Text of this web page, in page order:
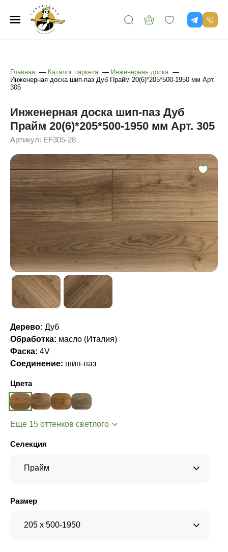
Главная — Каталог паркета — Инженерная доска —
Инженерная доска шип-паз Дуб Прайм 20(6)*205*500-1950 мм Арт.
305
Инженерная доска шип-паз Дуб
Прайм 20(6)*205*500-1950 мм Арт. 305
Артикул: EF305-28
Дерево: Дуб
Обработка: масло (Италия)
Фаска: 4V
Соединение: шип-паз
Цвета
Еще 15 оттенков светлого
Селекция
Прайм
Размер
205 x 500-1950